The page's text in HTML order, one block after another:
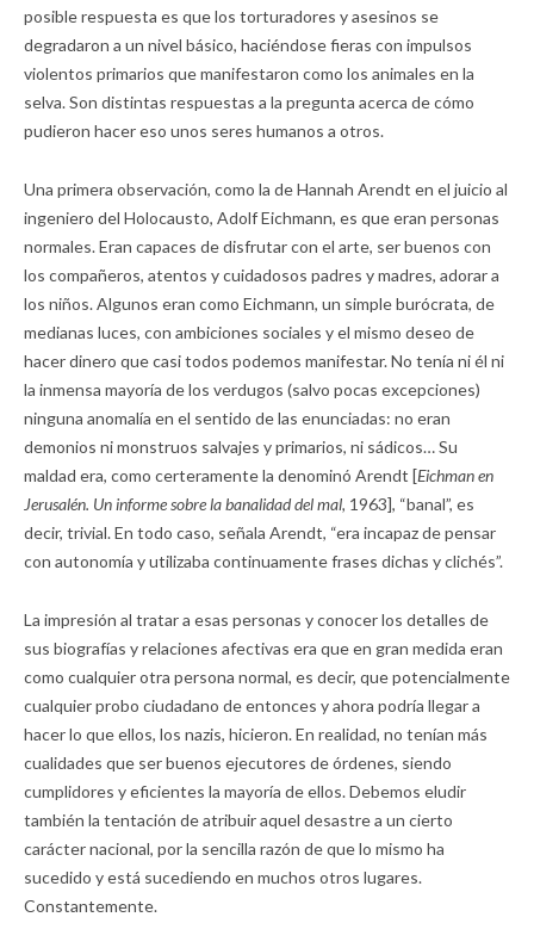
posible respuesta es que los torturadores y asesinos se
degradaron a un nivel básico, haciéndose fieras con impulsos
violentos primarios que manifestaron como los animales en la
selva. Son distintas respuestas a la pregunta acerca de cómo
pudieron hacer eso unos seres humanos a otros.
Una primera observación, como la de Hannah Arendt en el juicio al
ingeniero del Holocausto, Adolf Eichmann, es que eran personas
normales. Eran capaces de disfrutar con el arte, ser buenos con
los compañeros, atentos y cuidadosos padres y madres, adorar a
los niños. Algunos eran como Eichmann, un simple burócrata, de
medianas luces, con ambiciones sociales y el mismo deseo de
hacer dinero que casi todos podemos manifestar. No tenía ni él ni
la inmensa mayoría de los verdugos (salvo pocas excepciones)
ninguna anomalía en el sentido de las enunciadas: no eran
demonios ni monstruos salvajes y primarios, ni sádicos… Su
maldad era, como certeramente la denominó Arendt [Eichman en
Jerusalén. Un informe sobre la banalidad del mal, 1963], “banal”, es
decir, trivial. En todo caso, señala Arendt, “era incapaz de pensar
con autonomía y utilizaba continuamente frases dichas y clichés”.
La impresión al tratar a esas personas y conocer los detalles de
sus biografías y relaciones afectivas era que en gran medida eran
como cualquier otra persona normal, es decir, que potencialmente
cualquier probo ciudadano de entonces y ahora podría llegar a
hacer lo que ellos, los nazis, hicieron. En realidad, no tenían más
cualidades que ser buenos ejecutores de órdenes, siendo
cumplidores y eficientes la mayoría de ellos. Debemos eludir
también la tentación de atribuir aquel desastre a un cierto
carácter nacional, por la sencilla razón de que lo mismo ha
sucedido y está sucediendo en muchos otros lugares.
Constantemente.